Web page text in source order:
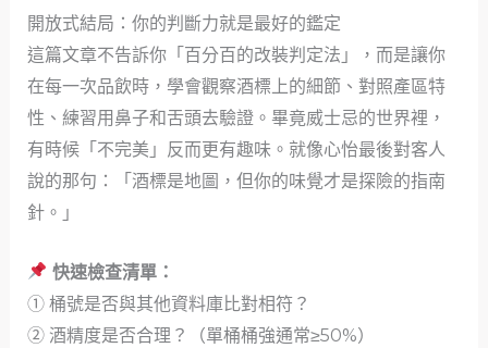
開放式結局：你的判斷力就是最好的鑑定
這篇文章不告訴你「百分百的改裝判定法」，而是讓你
在每一次品飲時，學會觀察酒標上的細節、對照產區特
性、練習用鼻子和舌頭去驗證。畢竟威士忌的世界裡，
有時候「不完美」反而更有趣味。就像心怡最後對客人
說的那句：「酒標是地圖，但你的味覺才是探險的指南
針。」
快速檢查清單：
① 桶號是否與其他資料庫比對相符？
② 酒精度是否合理？（單桶桶強通常≥50%）